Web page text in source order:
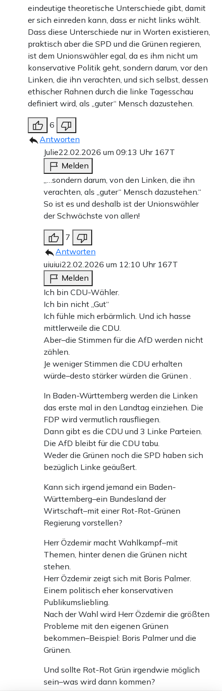
eindeutige theoretische Unterschiede gibt, damit
er sich einreden kann, dass er nicht links wählt.
Dass diese Unterschiede nur in Worten existieren,
praktisch aber die SPD und die Grünen regieren,
ist dem Unionswähler egal, da es ihm nicht um
konservative Politik geht, sondern darum, vor den
Linken, die ihn verachten, und sich selbst, dessen
ethischer Rahnen durch die linke Tagesschau
definiert wird, als „guter“ Mensch dazustehen.
6
Antworten
Julie22.02.2026 um 09:13 Uhr 167T
Melden
„…sondern darum, von den Linken, die ihn
verachten, als „guter“ Mensch dazustehen.“
So ist es und deshalb ist der Unionswähler
der Schwächste von allen!
7
Antworten
uiuiui22.02.2026 um 12:10 Uhr 167T
Melden
Ich bin CDU-Wähler.
Ich bin nicht „Gut“
Ich fühle mich erbärmlich. Und ich hasse
mittlerweile die CDU.
Aber–die Stimmen für die AfD werden nicht
zählen.
Je weniger Stimmen die CDU erhalten
würde–desto stärker würden die Grünen .
In Baden-Württemberg werden die Linken
das erste mal in den Landtag einziehen. Die
FDP wird vermutlich rausfliegen.
Dann gibt es die CDU und 3 Linke Parteien.
Die AfD bleibt für die CDU tabu.
Weder die Grünen noch die SPD haben sich
bezüglich Linke geäußert.
Kann sich irgend jemand ein Baden-
Württemberg–ein Bundesland der
Wirtschaft–mit einer Rot-Rot-Grünen
Regierung vorstellen?
Herr Özdemir macht Wahlkampf–mit
Themen, hinter denen die Grünen nicht
stehen.
Herr Özdemir zeigt sich mit Boris Palmer.
Einem politisch eher konservativen
Publikumsliebling.
Nach der Wahl wird Herr Özdemir die größten
Probleme mit den eigenen Grünen
bekommen–Beispiel: Boris Palmer und die
Grünen.
Und sollte Rot-Rot Grün irgendwie möglich
sein–was wird dann kommen?